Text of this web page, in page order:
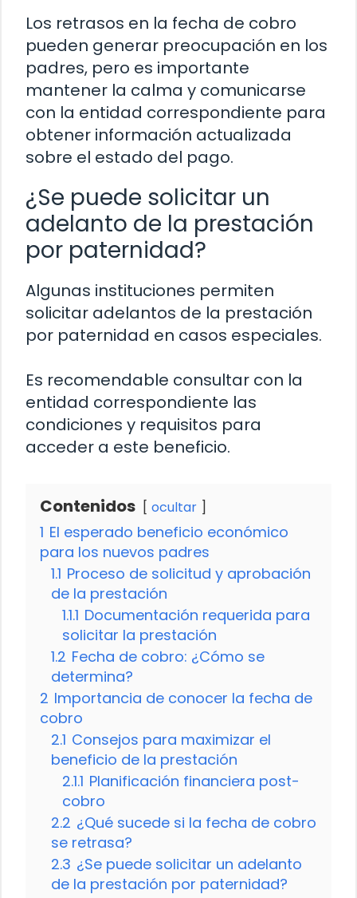
Los retrasos en la fecha de cobro
pueden generar preocupación en los
padres, pero es importante
mantener la calma y comunicarse
con la entidad correspondiente para
obtener información actualizada
sobre el estado del pago.
¿Se puede solicitar un
adelanto de la prestación
por paternidad?
Algunas instituciones permiten
solicitar adelantos de la prestación
por paternidad en casos especiales.
Es recomendable consultar con la
entidad correspondiente las
condiciones y requisitos para
acceder a este beneficio.
Contenidos ocultar
1 El esperado beneficio económico
para los nuevos padres
1.1 Proceso de solicitud y aprobación
de la prestación
1.1.1 Documentación requerida para
solicitar la prestación
1.2 Fecha de cobro: ¿Cómo se
determina?
2 Importancia de conocer la fecha de
cobro
2.1 Consejos para maximizar el
beneficio de la prestación
2.1.1 Planificación financiera post-
cobro
2.2 ¿Qué sucede si la fecha de cobro
se retrasa?
2.3 ¿Se puede solicitar un adelanto
de la prestación por paternidad?